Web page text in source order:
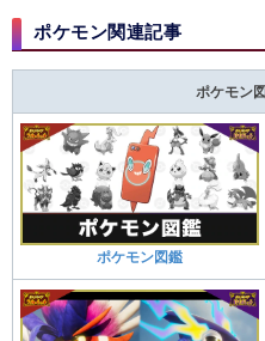
ポケモン関連記事
ポケモン
ポケモン図鑑